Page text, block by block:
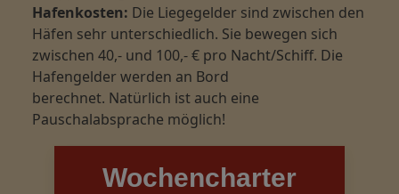
Hafenkosten: Die Liegegelder sind zwischen den
Häfen sehr unterschiedlich. Sie bewegen sich
zwischen 40,- und 100,- € pro Nacht/Schiff. Die
Hafengelder werden an Bord
berechnet. Natürlich ist auch eine
Pauschalabsprache möglich!
Wochencharter